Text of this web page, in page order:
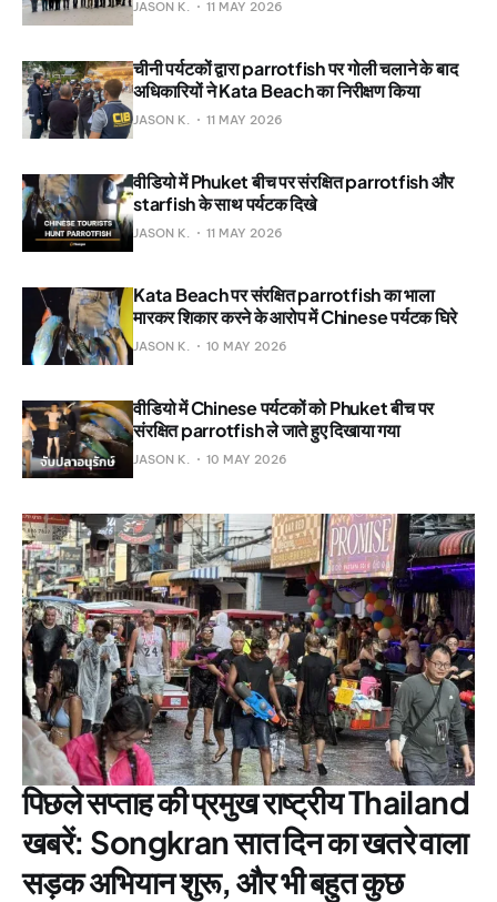
JASON K. 11 MAY 2026
चीनी पर्यटकों द्वारा parrotfish पर गोली चलाने के बाद
अधिकारियों ने Kata Beach का निरीक्षण किया
JASON K. 11 MAY 2026
वीडियो में Phuket बीच पर संरक्षित parrotfish और
starfish के साथ पर्यटक दिखे
JASON K. 11 MAY 2026
Kata Beach पर संरक्षित parrotfish का भाला
मारकर शिकार करने के आरोप में Chinese पर्यटक घिरे
JASON K. 10 MAY 2026
वीडियो में Chinese पर्यटकों को Phuket बीच पर
संरक्षित parrotfish ले जाते हुए दिखाया गया
JASON K. 10 MAY 2026
पिछले सप्ताह की प्रमुख राष्ट्रीय Thailand
खबरें: Songkran सात दिन का खतरे वाला
सड़क अभियान शुरू, और भी बहुत कुछ